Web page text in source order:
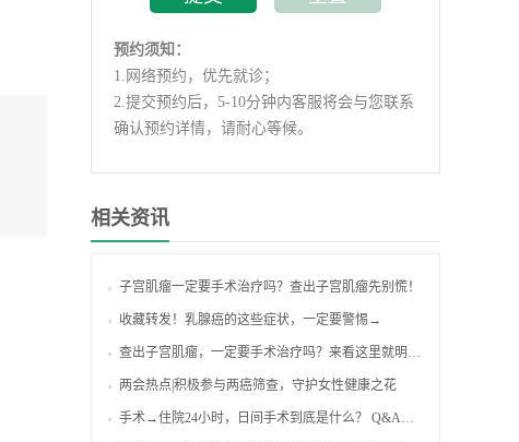
预约须知：
1. 网络预约，优先就诊；
2.提交预约后，5-10分钟内客服将会与您联系
确认预约详情，请耐心等候。
相关资讯
子宫肌瘤一定要手术治疗吗？查出子宫肌瘤先别慌！
收藏转发！乳腺癌的这些症状，一定要警惕→
查出子宫肌瘤，一定要手术治疗吗？来看这里就明白了！
两会热点|积极参与两癌筛查，守护女性健康之花
手术→住院24小时，日间手术到底是什么？ Q&A来啦！